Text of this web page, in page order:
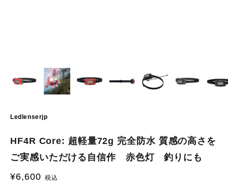
Ledlenserjp
HF4R Core: 超軽量72g 完全防水 質感の高さを
ご実感いただける自信作 赤色灯 釣りにも
セール価格
¥6,600 税込